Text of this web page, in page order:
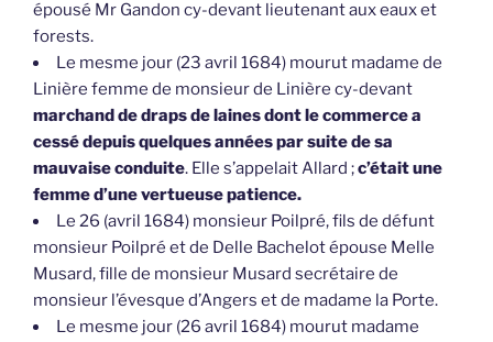
épousé Mr Gandon cy-devant lieutenant aux eaux et
forests.
Le mesme jour (23 avril 1684) mourut madame de
Linière femme de monsieur de Linière cy-devant
marchand de draps de laines dont le commerce a
cessé depuis quelques années par suite de sa
mauvaise conduite. Elle s’appelait Allard ;c’était une
femme d’une vertueuse patience.
Le 26 (avril 1684) monsieur Poilpré, fils de défunt
monsieur Poilpré et de Delle Bachelot épouse Melle
Musard, fille de monsieur Musard secrétaire de
monsieur l’évesque d’Angers et de madame la Porte.
Le mesme jour (26 avril 1684) mourut madame